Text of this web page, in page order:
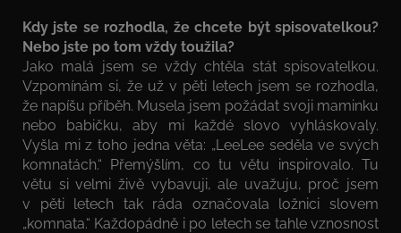
Kdy jste se rozhodla, že chcete být spisovatelkou?
Nebo jste po tom vždy toužila?
Jako malá jsem se vždy chtěla stát spisovatelkou.
Vzpomínám si, že už v pěti letech jsem se rozhodla,
že napíšu příběh. Musela jsem požádat svoji maminku
nebo babičku, aby mi každé slovo vyhláskovaly.
Vyšla mi z toho jedna věta: „LeeLee seděla ve svých
komnatách.“ Přemýšlím, co tu větu inspirovalo. Tu
větu si velmi živě vybavuji, ale uvažuju, proč jsem
v pěti letech tak ráda označovala ložnici slovem
„komnata.“ Každopádně i po letech se tahle vznosnost